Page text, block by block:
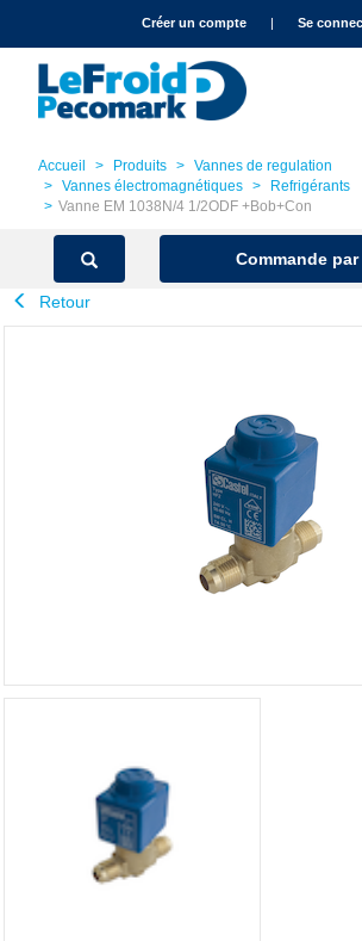
text.skipToNavigationCréer un compte | Se
Accueil Produits
Vannes de regulation
Vannes électromagnétiques
Refrigérants
Vanne EM 1038N/4 1/2ODF +Bob+Con
Commande
Retour